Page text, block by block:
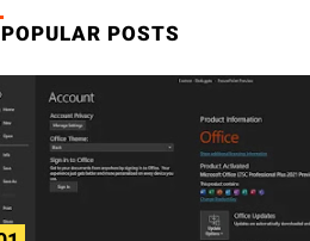
POPULAR POSTS